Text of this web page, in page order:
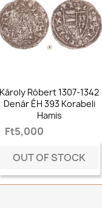
Károly Róbert 1307-1342
Denár ÉH 393 Korabeli
Hamis
Ft5,000
OUT OF STOCK